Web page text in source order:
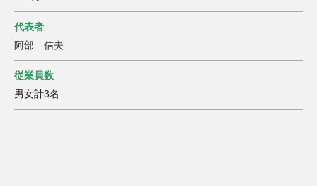
代表者
阿部 信夫
従業員数
男女計3名